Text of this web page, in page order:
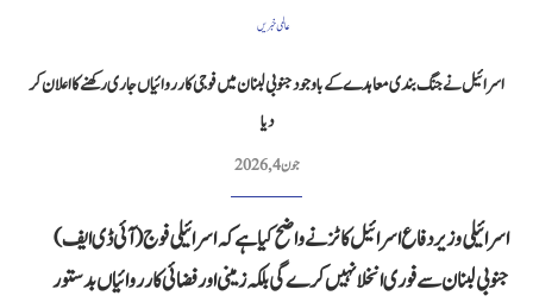
عالمی خبریں
اسرائیل نے جنگ بندی معاہدے کے باوجود جنوبی لبنان میں فوجی کارروائیاں جاری رکھنے کا اعلان کر
دیا
جون 4, 2026
اسرائیلی وزیر دفاع اسرائیل کاٹز نے واضح کیا ہے کہ اسرائیلی فوج (آئی ڈی ایف)
جنوبی لبنان سے فوری انخلا نہیں کرے گی بلکہ زمینی اور فضائی کارروائیاں بدستور